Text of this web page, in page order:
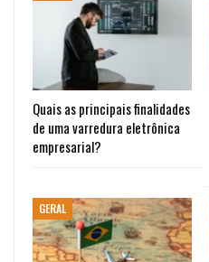
Quais as principais finalidades
de uma varredura eletrônica
empresarial?
GERAL